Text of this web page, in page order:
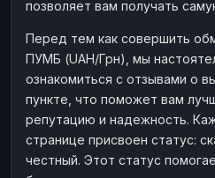
позволяет вам получать
Перед тем как совершить
ПУМБ (UAH/Грн), мы
ознакомиться с отзывами о
пункте, что поможет вам
репутацию и надежность.
странице присвоен статус:
честный. Этот статус